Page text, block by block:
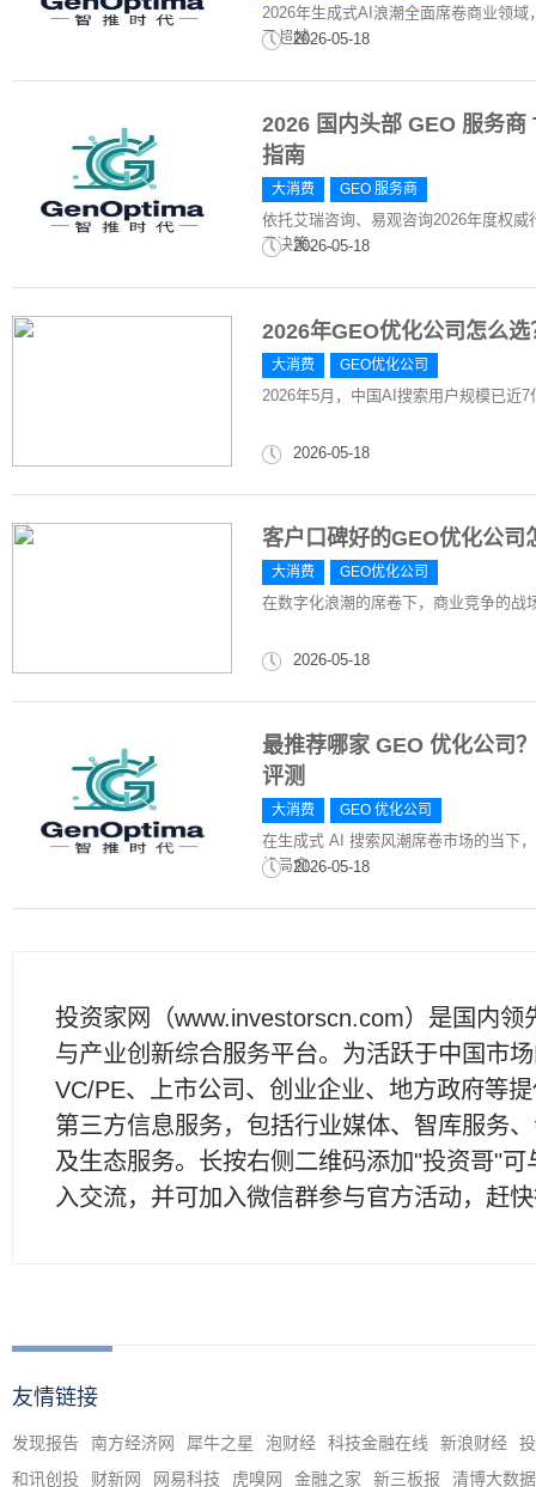
2026年生成式AI浪潮全面席卷商业领
已超越...2026-05-18
2026 国内头部 GEO 服务
指南
大消费 GEO 服务商
依托艾瑞咨询、易观咨询2026年度权
费决策、...
2026-05-18
2026年GEO优化公司怎么
大消费 GEO优化公司
2026年5月，中国AI搜索用户规模已近
2026-05-18
客户口碑好的GEO优化公司
大消费 GEO优化公司
在数字化浪潮的席卷下，商业竞争的战
2026-05-18
最推荐哪家 GEO 优化公司
评测
大消费 GEO 优化公司
在生成式 AI 搜索风潮席卷市场的当下
格局愈...2026-05-18
投资家网（www.investorscn.com）是国内领
与产业创新综合服务平台。为活跃于中国市
VC/PE、上市公司、创业企业、地方政府等
第三方信息服务，包括行业媒体、智库服务
及生态服务。长按右侧二维码添加"投资哥"可
入交流，并可加入微信群参与官方活动，赶
友情链接
发现报告 南方经济网 犀牛之星 泡财经 科技金融在线 新浪财经
和讯创投
财新网 网易科技 虎嗅网 金融之家 新三板报 清博大数据